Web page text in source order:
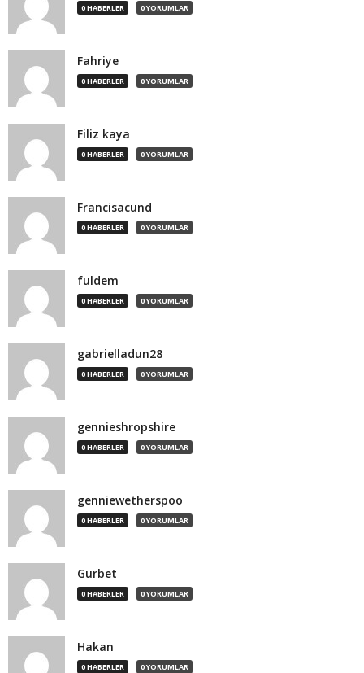
0 HABERLER 0 YORUMLAR
Fahriye
0 HABERLER 0 YORUMLAR
Filiz kaya
0 HABERLER 0 YORUMLAR
Francisacund
0 HABERLER 0 YORUMLAR
fuldem
0 HABERLER 0 YORUMLAR
gabrielladun28
0 HABERLER 0 YORUMLAR
gennieshropshire
0 HABERLER 0 YORUMLAR
genniewetherspoo
0 HABERLER 0 YORUMLAR
Gurbet
0 HABERLER 0 YORUMLAR
Hakan
0 HABERLER 0 YORUMLAR